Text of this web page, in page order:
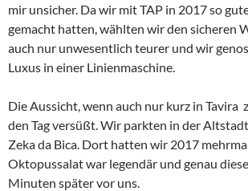
mir unsicher. Da wir mit TAP in 2017 so
gemacht hatten, wählten wir den sicheren
auch nur unwesentlich teurer und wir
Luxus in einer Linienmaschine.
Die Aussicht, wenn auch nur kurz in Tavira
den Tag versüßt. Wir parkten in der
Zeka da Bica. Dort hatten wir 2017
Oktopussalat war legendär und genau
Minuten später vor uns.